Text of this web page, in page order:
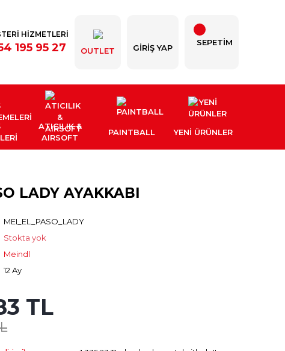
HİZMETLERİ
195 95 27 OUTLET GIRIŞ YAP
SEPETİM
ATICILIK &
AIRSOFT
PAINTBALL YENI ÜRÜNLER
LADY AYAKKABI
MEI_EL_PASO_LADY
Stokta yok
Meindl
12 Ay
TL